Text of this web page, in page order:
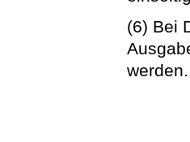
(6) Bei
werden.